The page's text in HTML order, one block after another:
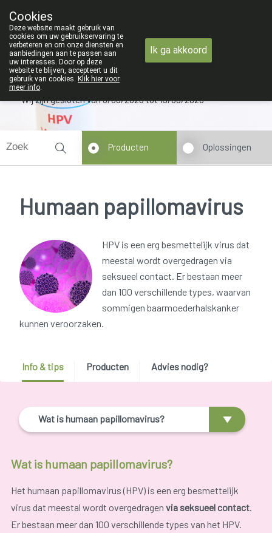
09 228 32 36
Wij zijn gesloten van 3/08/2026 tot 19/08/2026
Producten Oplossingen
Humaan papillomavirus
HPV is een erg besmettelijk virus dat
meestal wordt overgedragen via
seksueel contact. Er bestaan meer
dan 100 verschillende types, waarvan
sommigen baarmoederhalskanker
kunnen veroorzaken.
Info & tips Producten Advies nodig?
Wat is humaan papillomavirus?
Wat is humaan papillomavirus?
Het humaan papillomavirus (HPV) is een erg besmettelijk
virus dat meestal wordt overgedragen via seksueel contact.
Er bestaan meer dan 100 verschillende types van het HPV.
Cookies
Deze website maakt gebruik van
cookies om uw gebruikservaring te
verbeteren en om onze diensten en
aanbiedingen aan te passen aan
uw interesses. Door op deze
website te blijven, accepteert u dit
gebruik van cookies. Klik hier voor
meer info.
Ik ga akkoord